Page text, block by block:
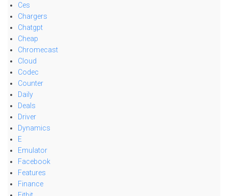
Ces
Chargers
Chatgpt
Cheap
Chromecast
Cloud
Codec
Counter
Daily
Deals
Driver
Dynamics
E
Emulator
Facebook
Features
Finance